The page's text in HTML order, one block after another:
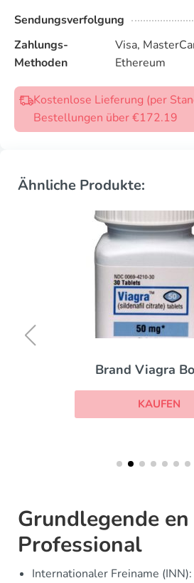
Sendungsverfolgung
Zahlungs-
Methoden
Visa,
Ethereum
Kostenlose Lieferung (per
Bestellungen über €172.19
Ähnliche Produkte:
Brand Viagra
KAUFEN
Grundlegende
Professional
Internationaler Freiname